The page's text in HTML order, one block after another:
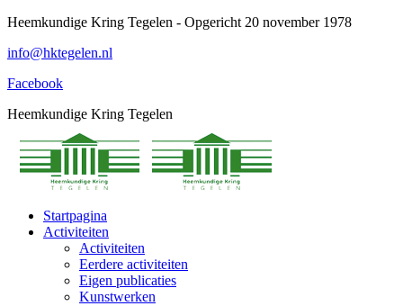
Spring
content
Heemkundige Kring Tegelen - Opgericht 20 november 1978
info@hktegelen.nl
Facebook
Heemkundige Kring Tegelen
Startpagina
Activiteiten
Activiteiten
Eerdere activiteiten
Eigen publicaties
Kunstwerken